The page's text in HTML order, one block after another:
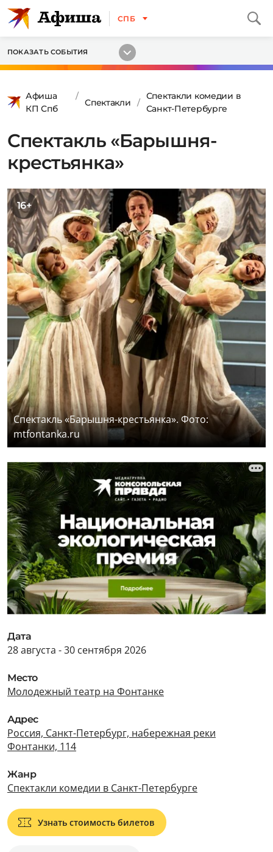
СПБ
ПОКАЗАТЬ СОБЫТИЯ
Афиша
КП Спб
Спектакли
Спектакли комедии в
Санкт-Петербурге
Спектакль «Барышня-
крестьянка»
16+
Спектакль «Барышня-крестьянка». Фото:
mtfontanka.ru
Дата
28 августа - 30 сентября 2026
Место
Молодежный театр на Фонтанке
Адрес
Россия, Санкт-Петербург, набережная реки
Фонтанки, 114
Жанр
Спектакли комедии в Санкт-Петербурге
Узнать стоимость билетов